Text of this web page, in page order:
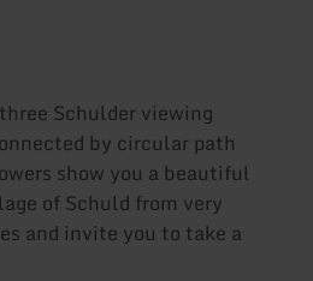
Schulder viewing
by circular path
show you a beautiful
of Schuld from very
and invite you to take a